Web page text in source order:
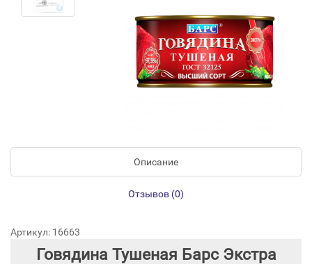
Описание
Отзывов (0)
Артикул: 16663
Говядина Тушеная Барс Экстра